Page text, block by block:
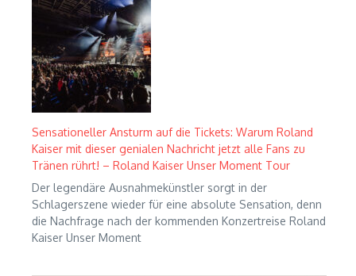
Sensationeller Ansturm auf die Tickets: Warum Roland
Kaiser mit dieser genialen Nachricht jetzt alle Fans zu
Tränen rührt! – Roland Kaiser Unser Moment Tour
Der legendäre Ausnahmekünstler sorgt in der
Schlagerszene wieder für eine absolute Sensation, denn
die Nachfrage nach der kommenden Konzertreise Roland
Kaiser Unser Moment